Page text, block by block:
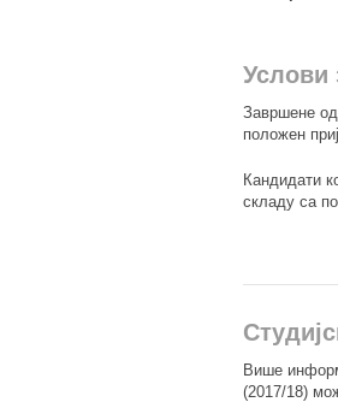
Услови
Завршене
положен
Кандидати
складу са
Више
(2017/18)